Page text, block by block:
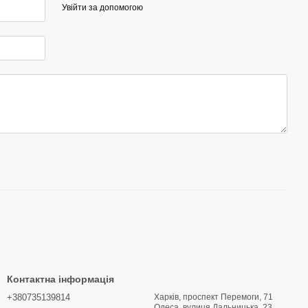
Увійти за допомогою
Контактна інформація
+380735139814
Харків, проспект Перемоги, 71